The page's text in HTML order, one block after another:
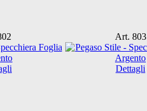
Art. 803
Dettagli